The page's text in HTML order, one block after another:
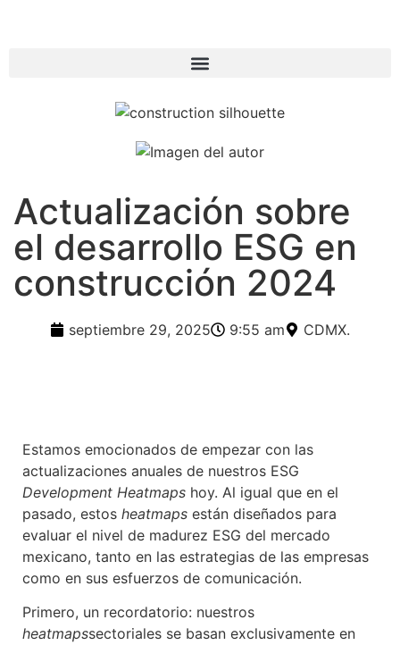
Actualización sobre
el desarrollo ESG en
construcción 2024
septiembre 29, 2025 9:55 am CDMX.
Estamos emocionados de empezar con las
actualizaciones anuales de nuestros ESG
Development Heatmaps hoy. Al igual que en el
pasado, estos heatmaps están diseñados para
evaluar el nivel de madurez ESG del mercado
mexicano, tanto en las estrategias de las empresas
como en sus esfuerzos de comunicación.
Primero, un recordatorio: nuestros
heatmapssectoriales se basan exclusivamente en